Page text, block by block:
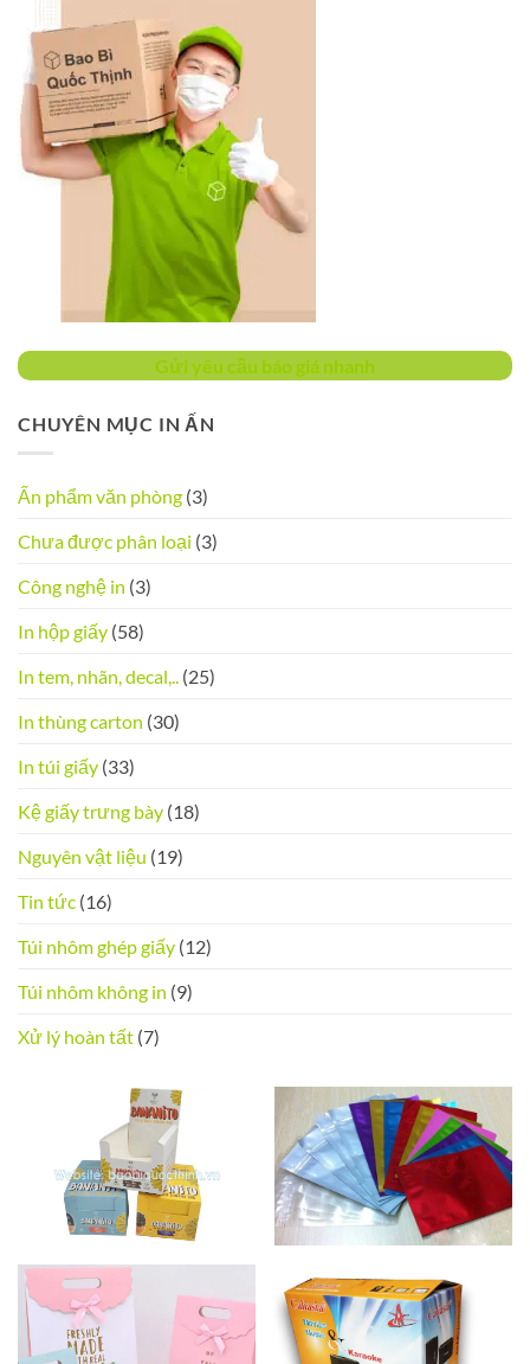
Gửi yêu cầu báo giá nhanh
CHUYÊN MỤC IN ẤN
Ấn phẩm văn phòng (3)
Chưa được phân loại (3)
Công nghệ in (3)
In hộp giấy (58)
In tem, nhãn, decal,..
(25)
In thùng carton (30)
In túi giấy (33)
Kệ giấy trưng bày (18)
Nguyên vật liệu (19)
Tin tức (16)
Túi nhôm ghép giấy (12)
Túi nhôm không in (9)
Xử lý hoàn tất (7)